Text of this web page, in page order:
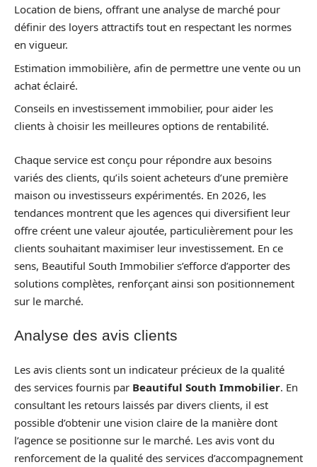
Location de biens, offrant une analyse de marché pour
définir des loyers attractifs tout en respectant les normes
en vigueur.
Estimation immobilière, afin de permettre une vente ou un
achat éclairé.
Conseils en investissement immobilier, pour aider les
clients à choisir les meilleures options de rentabilité.
Chaque service est conçu pour répondre aux besoins
variés des clients, qu’ils soient acheteurs d’une première
maison ou investisseurs expérimentés. En 2026, les
tendances montrent que les agences qui diversifient leur
offre créent une valeur ajoutée, particulièrement pour les
clients souhaitant maximiser leur investissement. En ce
sens, Beautiful South Immobilier s’efforce d’apporter des
solutions complètes, renforçant ainsi son positionnement
sur le marché.
Analyse des avis clients
Les avis clients sont un indicateur précieux de la qualité
des services fournis par Beautiful South Immobilier. En
consultant les retours laissés par divers clients, il est
possible d’obtenir une vision claire de la manière dont
l’agence se positionne sur le marché. Les avis vont du
renforcement de la qualité des services d’accompagnement